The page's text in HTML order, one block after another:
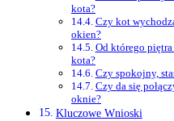
kota?
Czy kot
okien?
Od którego
kota?
Czy spokojny,
Czy da się
oknie?
Kluczowe Wnioski